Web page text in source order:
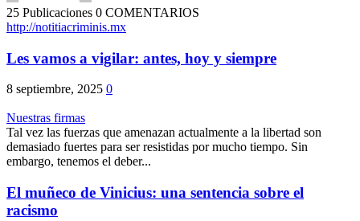
25 Publicaciones 0 COMENTARIOS
http://notitiacriminis.mx
Les vamos a vigilar: antes, hoy y siempre
8 septiembre, 2025 0
Nuestras firmas
Tal vez las fuerzas que amenazan actualmente a la libertad son
demasiado fuertes para ser resistidas por mucho tiempo. Sin
embargo, tenemos el deber...
El muñeco de Vinicius: una sentencia sobre el
racismo